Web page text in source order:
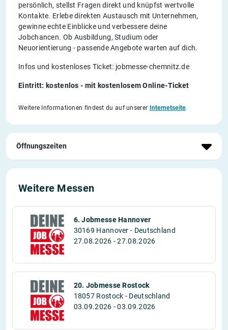
persönlich, stellst Fragen direkt und knüpfst wertvolle
Kontakte. Erlebe direkten Austausch mit Unternehmen,
gewinne echte Einblicke und verbessere deine
Jobchancen. Ob Ausbildung, Studium oder
Neuorientierung - passende Angebote warten auf dich.
Infos und kostenloses Ticket: jobmesse-chemnitz.de
Eintritt: kostenlos - mit kostenlosem Online-Ticket
Weitere Informationen findest du auf unserer Internetseite.
Öffnungszeiten
Weitere Messen
6. Jobmesse Hannover
30169 Hannover - Deutschland
27.08.2026 - 27.08.2026
20. Jobmesse Rostock
18057 Rostock - Deutschland
03.09.2026 - 03.09.2026